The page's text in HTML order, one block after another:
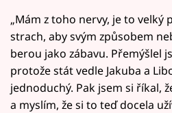
„Mám z toho nervy, je to velký
strach, aby svým způsobem
berou jako zábavu. Přemýšlel
protože stát vedle Jakuba a
jednoduchý. Pak jsem si říkal,
a myslím, že si to teď docela